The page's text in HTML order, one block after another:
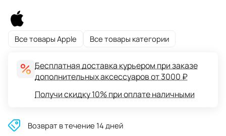
Все товары Apple Все товары категории
Бесплатная доставка курьером при заказе
дополнительных аксессуаров от 3000 ₽
Получи скидку 10% при оплате наличными
Возврат в течение 14 дней